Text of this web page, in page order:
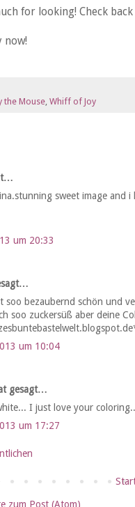
for looking! Check
now!
the Mouse, Whiff of Joy
sweet image and
um 20:33
soo bezaubernd schön und
soo zuckersüß aber deine
um 10:04
gesagt…
I just love your
um 17:27
zum Post (Atom)